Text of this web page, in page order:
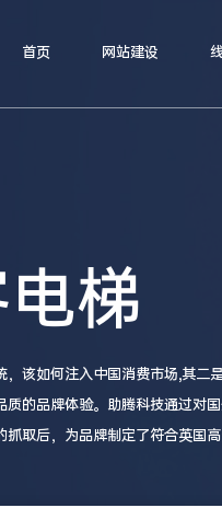
首页 网站建设
梯
，该如何注入中国消费市场,其二
质的品牌体验。助腾科技通过对
抓取后，为品牌制定了符合英国